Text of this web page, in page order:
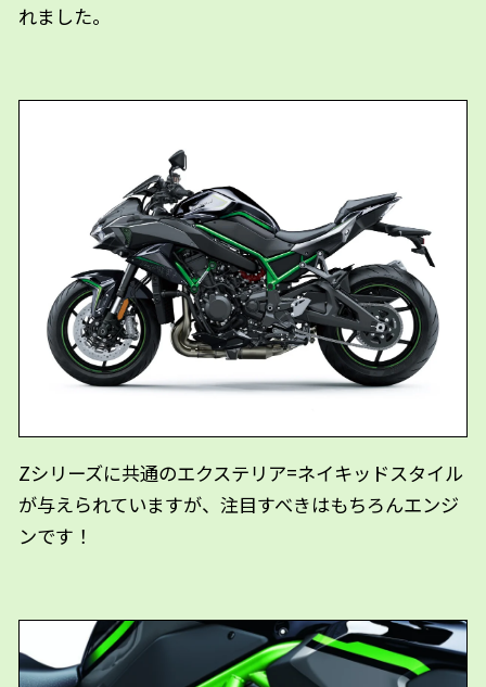
れました。
Zシリーズに共通のエクステリア=ネイキッドスタイル
が与えられていますが、注目すべきはもちろんエンジ
ンです！